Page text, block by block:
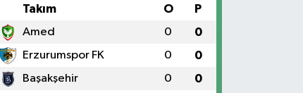
Takım O P
Amed 0 0
Erzurumspor FK 0 0
Başakşehir 0 0